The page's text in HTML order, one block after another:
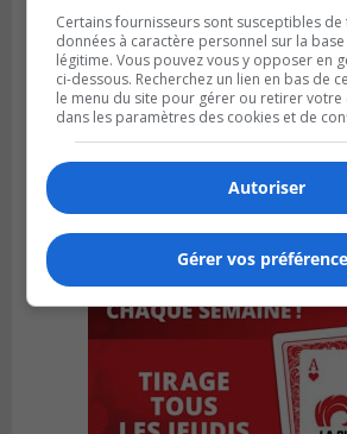
Certains fournisseurs sont susceptibles
données à caractère personnel sur la
légitime. Vous pouvez vous y opposer en
ci-dessous. Recherchez un lien en bas de
le menu du site pour gérer ou retirer votre
dans les paramètres des cookies et de
Autoriser
Gérer vos